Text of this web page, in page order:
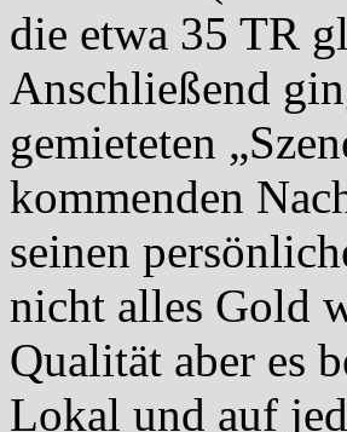
die etwa 35 TR
Anschließend
gemieteten
kommenden
seinen
nicht alles Gold
Qualität aber es
Lokal und auf